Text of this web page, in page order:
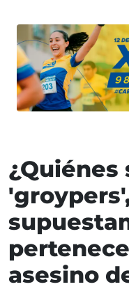
¿Quiénes
asesino